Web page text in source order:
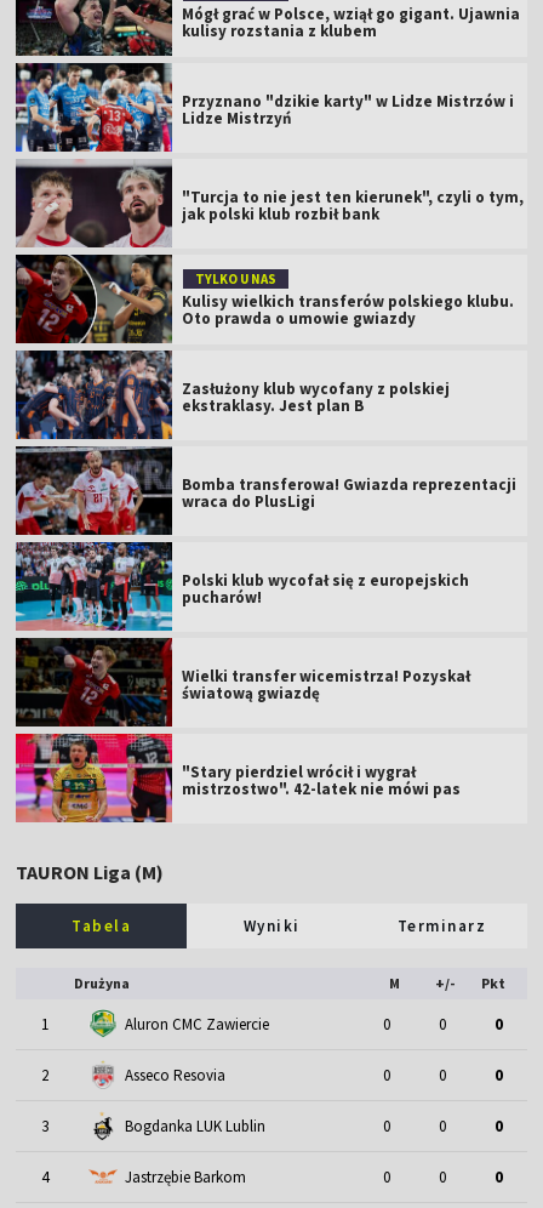
Mógł grać w Polsce, wziął go gigant. Ujawnia
kulisy rozstania z klubem
Przyznano "dzikie karty" w Lidze Mistrzów i
Lidze Mistrzyń
"Turcja to nie jest ten kierunek", czyli o tym,
jak polski klub rozbił bank
TYLKO U NAS
Kulisy wielkich transferów polskiego klubu.
Oto prawda o umowie gwiazdy
Zasłużony klub wycofany z polskiej
ekstraklasy. Jest plan B
Bomba transferowa! Gwiazda reprezentacji
wraca do PlusLigi
Polski klub wycofał się z europejskich
pucharów!
Wielki transfer wicemistrza! Pozyskał
światową gwiazdę
"Stary pierdziel wrócił i wygrał
mistrzostwo". 42-latek nie mówi pas
TAURON Liga (M)
Tabela Wyniki Terminarz
Drużyna M +/- Pkt
1 Aluron CMC Zawiercie 0 0 0
2 Asseco Resovia 0 0 0
3 Bogdanka LUK Lublin 0 0 0
4 Jastrzębie Barkom 0 0 0